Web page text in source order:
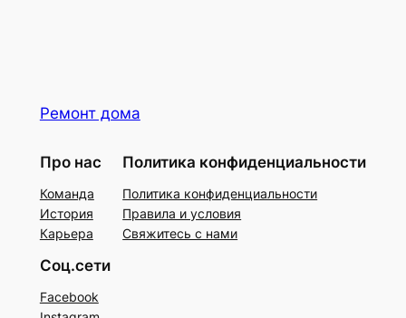
Ремонт дома
Про нас
Команда
История
Карьера
Политика конфиденциальности
Политика конфиденциальности
Правила и условия
Свяжитесь с нами
Соц.сети
Facebook